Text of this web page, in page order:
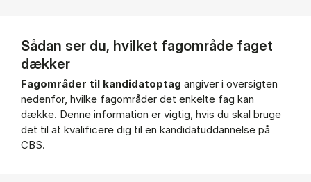
Sådan ser du, hvilket fagområde faget
dækker
Fagområder til kandidatoptag angiver i oversigten
nedenfor, hvilke fagområder det enkelte fag kan
dække. Denne information er vigtig, hvis du skal bruge
det til at kvalificere dig til en kandidatuddannelse på
CBS.